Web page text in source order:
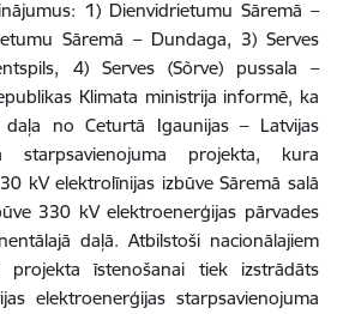
1) Dienvidrietumu Sāremā –
Sāremā – Dundaga, 3) Serves
4) Serves (Sõrve) pussala –
Klimata ministrija informē, ka
no Ceturtā Igaunijas – Latvijas
starpsavienojuma projekta, kura
kV elektrolīnijas izbūve Sāremā salā
330 kV elektroenerģijas pārvades
daļā. Atbilstoši nacionālajiem
projekta īstenošanai tiek izstrādāts
elektroenerģijas starpsavienojuma